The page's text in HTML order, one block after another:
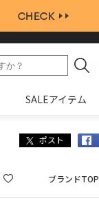
SALEアイテム
ブランドTOP